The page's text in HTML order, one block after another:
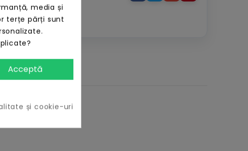
zile timp de retur.
media și
terțe părți sunt
Acceptă
și cookie-uri